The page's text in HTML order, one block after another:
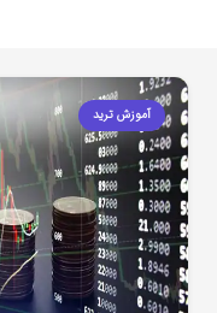
آموزش ترید